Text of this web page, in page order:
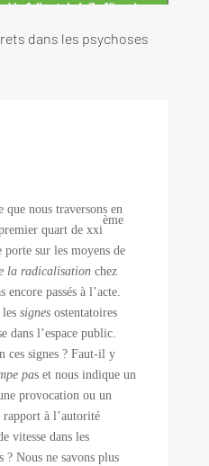
dans les psychoses
que nous traversons en
quart de xxi
ème
sur les moyens de
la radicalisationchez
encore passés à l’acte.
signes ostentatoires
dans l’espace public.
ces signes ? Faut-il y
pas et nous indique un
provocation ou un
à l’autorité
vitesse dans les
? Nous ne savons plus